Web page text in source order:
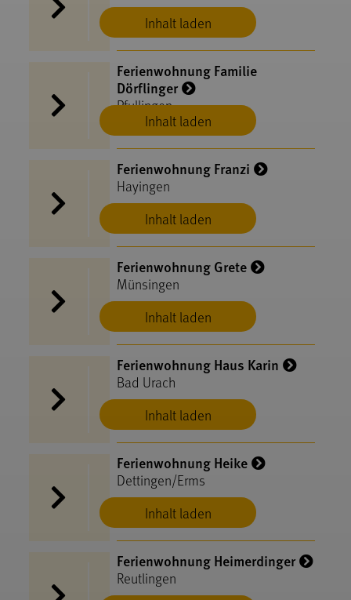
Inhalt laden
Inhalt laden
Ferienwohnung Familie
Dörflinger
Pfullingen
Inhalt laden
Ferienwohnung Franzi
Hayingen
Inhalt laden
Ferienwohnung Grete
Münsingen
Inhalt laden
Ferienwohnung Haus Karin
Bad Urach
Inhalt laden
Ferienwohnung Heike
Dettingen/Erms
Ferienwohnung Heimerdinger
Reutlingen